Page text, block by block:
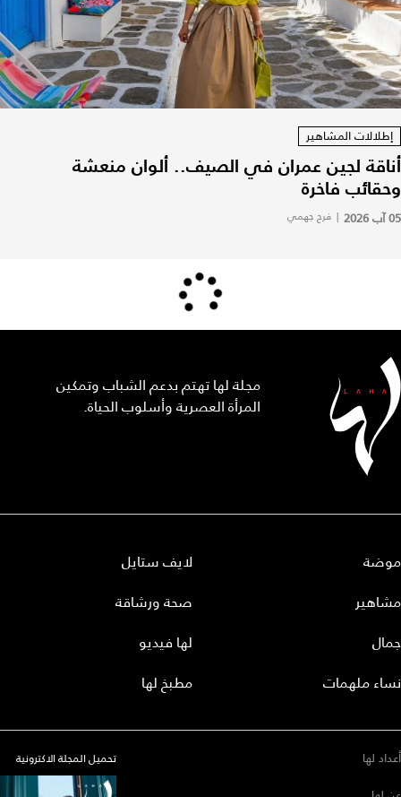
إطلالات المشاهير
أناقة لجين عمران في الصيف.. ألوان منعشة
وحقائب فاخرة
05 آب 2026 | فرح جهمي
مجلة لها تهتم بدعم الشباب وتمكين
المرأة العصرية وأسلوب الحياة.
موضة
مشاهير
جمال
نساء ملهمات
لايف ستايل
صحة ورشاقة
لها فيديو
مطبخ لها
أعداد لها
تحميل المجلة الاكترونية